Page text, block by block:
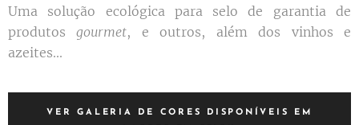
Uma solução ecológica para selo de garantia de
produtosgourmet, e outros, além dos vinhos e
azeites...
VER GALERIA DE CORES DISPONÍVEIS EM